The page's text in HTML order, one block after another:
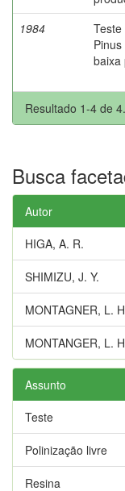
1984
baixa
Resultado 1-4 de 4.
Busca
Autor
HIGA, A. R.
SHIMIZU, J. Y.
MONTAGNER, L.
MONTANGER, L.
Assunto
Teste
Polinização livre
Resina